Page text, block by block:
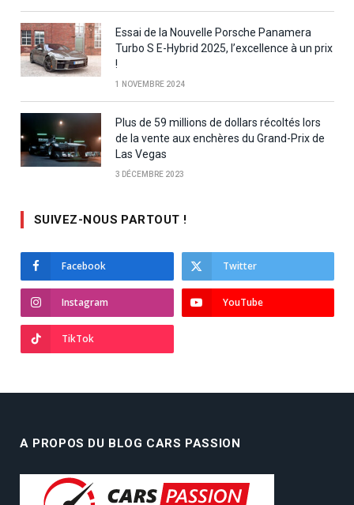
Essai de la Nouvelle Porsche Panamera
Turbo S E-Hybrid 2025, l’excellence à un prix
!
1 NOVEMBRE 2024
Plus de 59 millions de dollars récoltés lors
de la vente aux enchères du Grand-Prix de
Las Vegas
3 DÉCEMBRE 2023
SUIVEZ-NOUS PARTOUT !
Facebook Twitter
Instagram YouTube
TikTok
A PROPOS DU BLOG CARS PASSION